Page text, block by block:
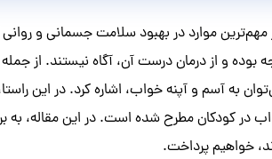
موارد در بهبود سلامت جسمانی و روانی
و از درمان درست آن، آگاه نیستند. از
در کودکان مطرح شده است. در این مقاله، به
خواهیم پرداخت.